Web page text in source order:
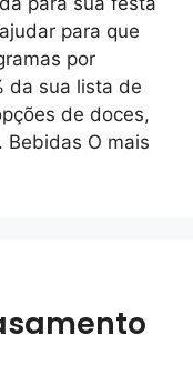
para que
por
da sua lista de
de doces,
O mais